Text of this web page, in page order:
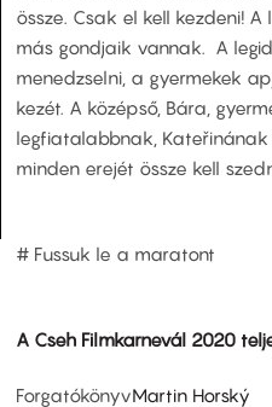
össze. Csak el kell kezdeni!
más gondjaik vannak. A
menedzselni, a gyermekek
kezét. A középső, Bára,
legfiatalabbnak,
minden erejét össze kell
# Fussuk le a maratont
A Cseh Filmkarnevál 2020
ForgatókönyvMartin Horský